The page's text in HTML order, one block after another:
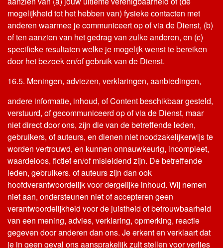
mogelijkheid tot het hebben van) fysieke contacten met
anderen waarmee je communiceert op of via de Dienst, (b)
of ten aanzien van het gedrag van zulke anderen, en (c)
specifieke resultaten welke je mogelijk wenst te bereiken
door het bezoek en/of gebruik van de Dienst.
16.5. Meningen, adviezen, verklaringen, aanbiedingen,
andere informatie, inhoud, of Content beschikbaar gesteld,
verstuurd, of gecommuniceerd op of via de Dienst, maar
niet direct door ons, zijn die van de betreffende leden,
gebruikers, of auteurs, en dienen niet noodzakelijkerwijs te
worden vertrouwd, en kunnen onnauwkeurig, incompleet,
waardeloos, fictief en/of misleidend zijn. De betreffende
leden, gebruikers. of auteurs zijn dan ook
hoofdverantwoordelijk voor dergelijke inhoud. Wij nemen
niet aan, ondersteunen niet of accepteren geen
verantwoordelijkheid voor de juistheid of betrouwbaarheid
van een mening, advies, verklaring, opmerking, reactie
gegeven door anderen dan ons. Je erkent en verklaart dat
je in geen geval ons aansprakelijk zult stellen voor verlies